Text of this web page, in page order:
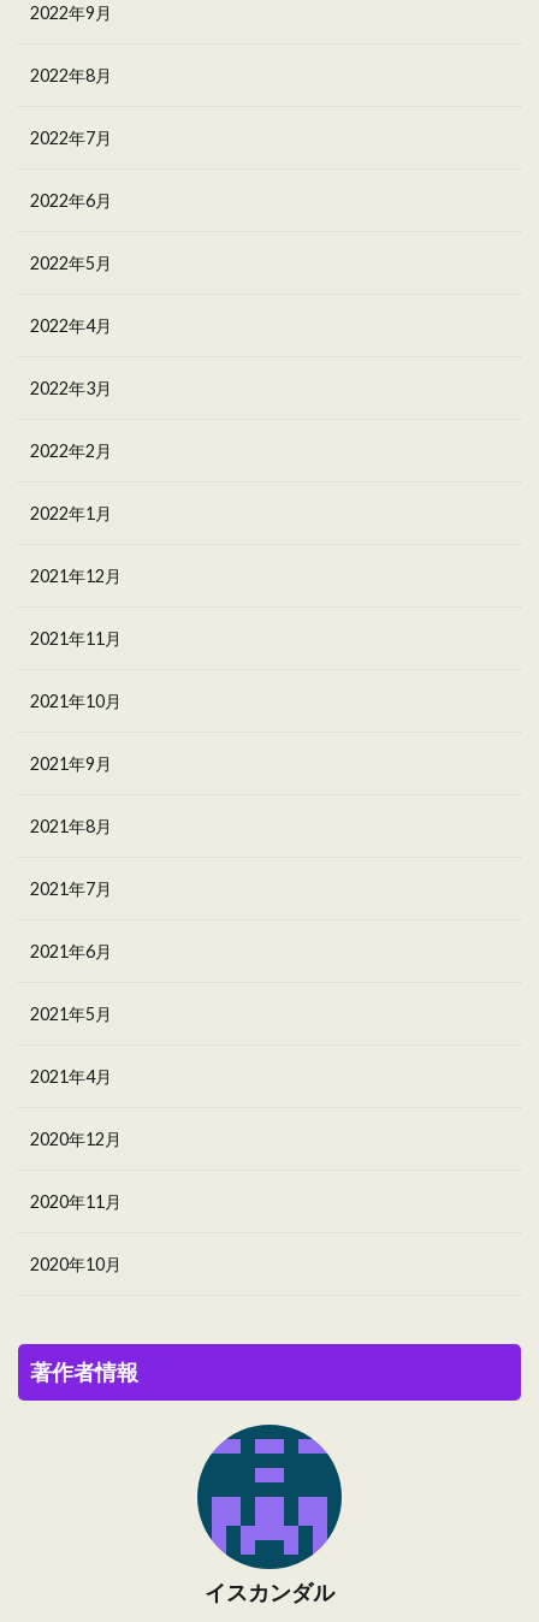
2022年9月
2022年8月
2022年7月
2022年6月
2022年5月
2022年4月
2022年3月
2022年2月
2022年1月
2021年12月
2021年11月
2021年10月
2021年9月
2021年8月
2021年7月
2021年6月
2021年5月
2021年4月
2020年12月
2020年11月
2020年10月
著作者情報
イスカンダル